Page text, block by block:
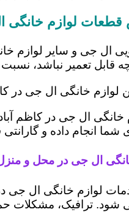
قطعات لوازم خانگی
ال جی و سایر لوازم
قابل تعمیر نباشد،
لوازم خانگی ال جی در
خانگی ال جی در کاظم
شما انجام داده و
ال جی در محل و
لوازم خانگی ال
شود. ترافیک، مشکلات